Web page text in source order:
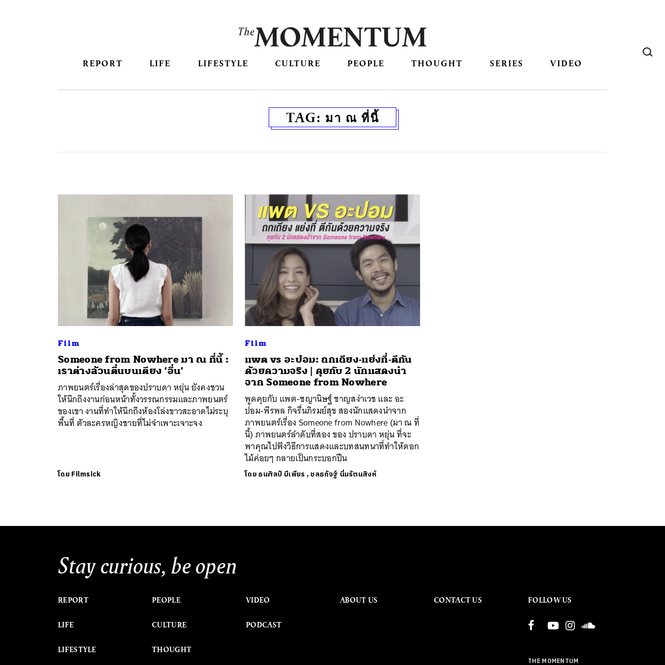
REPORT LIFE LIFESTYLE CULTURE PEOPLE THOUGHT SERIES VIDEO
TAG: มา ณ ที่นี้
Film
Someone from Nowhere มา ณ ที่นี้ :
เราต่างล้วนตื่นบนเตียง ‘อื่น’
ภาพยนตร์เรื่องล่าสุดของปราบดา หยุ่น ยังคงชวน
ให้นึกถึงงานก่อนหน้าทั้งวรรณกรรมและภาพยนตร์
ของเขา งานที่ทำให้นึกถึงห้องโล่งขาวสะอาดไม่ระบุ
พื้นที่ ตัวละครหญิงชายที่ไม่จำเพาะเจาะจง
โดย Filmsick
Film
แพต vs อะปอม: ถกเถียง-แย่งที่-ตีกัน
ด้วยความจริง | คุยกับ 2 นักแสดงนำ
จาก Someone from Nowhere
พูดคุยกับ แพต-ชญานิษฐ์ ชาญสง่าเวช และ อะ
ปอม-พีรพล กิจรื่นภิรมย์สุข สองนักแสดงนำจาก
ภาพยนตร์เรื่อง Someone from Nowhere (มา ณ ที่
นี้) ภาพยนตร์ลำดับที่สอง ของ ปราบดา หยุ่น ที่จะ
พาคุณไปฟังวิธีการแสดงและบทสนทนาที่ทำให้ดอก
ไม้ค่อยๆ กลายเป็นกระบอกปืน
โดย ธนศิลป์ มีเพียร ,ชลธภัจฐ์ นิ่มรัตนสิงห์
Stay curious, be open
REPORT
LIFE
LIFESTYLE
PEOPLE
CULTURE
THOUGHT
VIDEO
PODCAST
ABOUT US CONTACT US FOLLOW US
THE MOMENTUM
SHARE TWEET LINE EMAIL